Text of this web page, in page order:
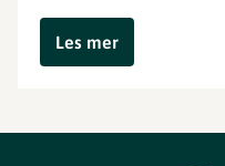
Les mer